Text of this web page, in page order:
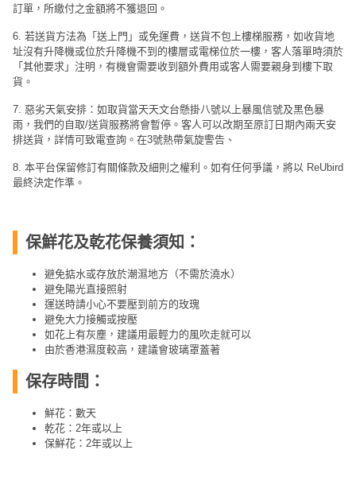
訂單，所繳付之金額將不獲退回。
6. 若送貨方法為「送上門」或免運費，送貨不包上樓梯服務，如收貨地
址沒有升降機或位於升降機不到的樓層或電梯位於一樓，客人落單時須於
「其他要求」注明，有機會需要收到額外費用或客人需要親身到樓下取
貨。
7. 惡劣天氣安排：如取貨當天天文台懸掛八號以上暴風信號及黑色暴
雨，我們的自取/送貨服務將會暫停。客人可以改期至原訂日期內兩天安
排送貨，詳情可致電查詢。在3號熱帶氣旋警告、
8. 本平台保留修訂有關條款及細則之權利。如有任何爭議，將以 ReUbird
最終決定作準。
保鮮花及乾花保養須知：
避免掂水或存放於潮濕地方（不需於澆水）
避免陽光直接照射
運送時請小心不要壓到前方的玫瑰
避免大力接觸或按壓
如花上有灰塵，建議用最輕力的風吹走就可以
由於香港濕度較高，建議會玻璃罩蓋著
保存時間：
鮮花：數天
乾花：2年或以上
保鮮花：2年或以上